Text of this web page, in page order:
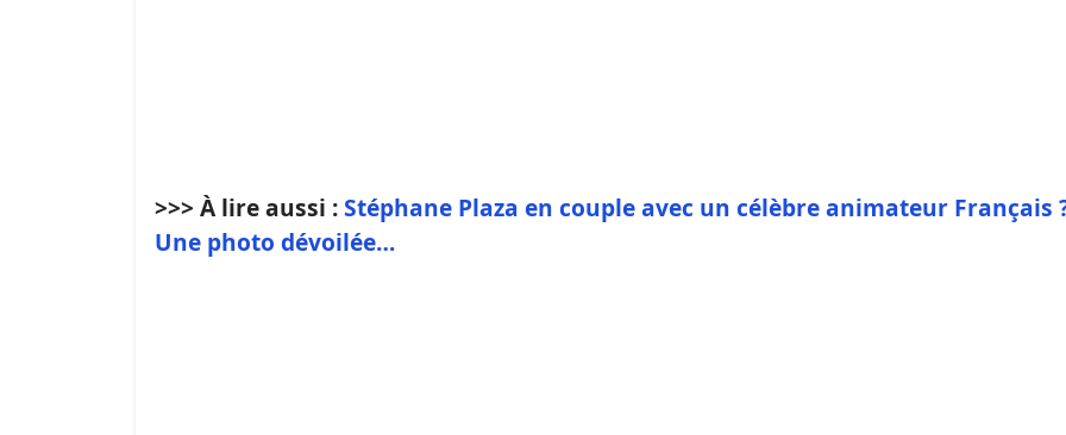
>>> À lire aussi :Stéphane Plaza en couple avec un célèbre animateur Français
Une photo dévoilée…